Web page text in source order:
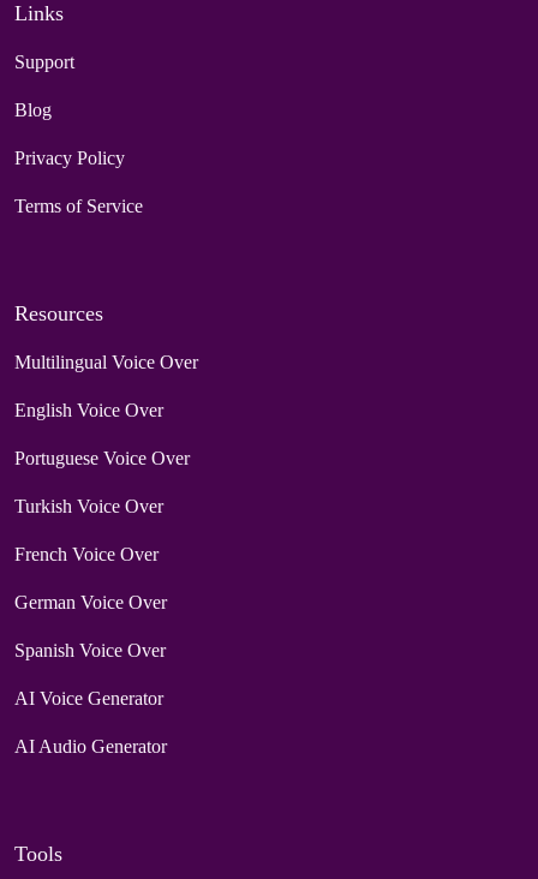
Links
Support
Blog
Privacy Policy
Terms of Service
Resources
Multilingual Voice Over
English Voice Over
Portuguese Voice Over
Turkish Voice Over
French Voice Over
German Voice Over
Spanish Voice Over
AI Voice Generator
AI Audio Generator
Tools